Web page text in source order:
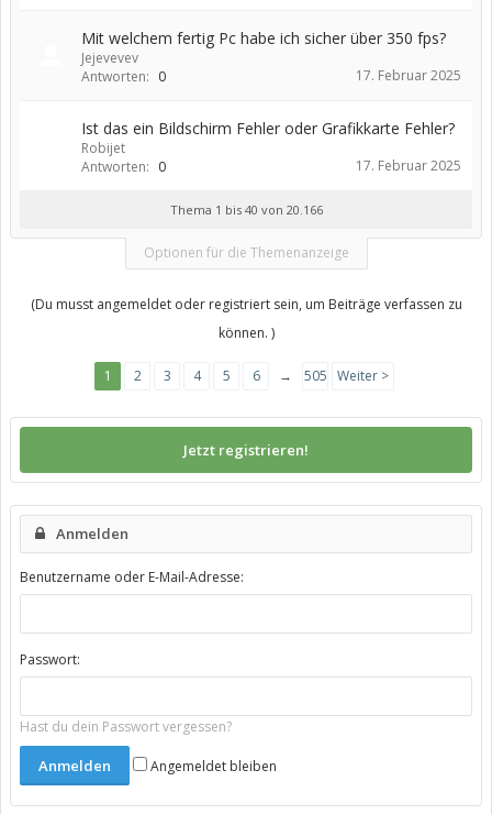
Mit welchem fertig Pc habe ich sicher über 350 fps?
Jejevevev
Antworten: 0 17. Februar 2025
Ist das ein Bildschirm Fehler oder Grafikkarte Fehler?
Robijet
Antworten: 0 17. Februar 2025
Thema 1 bis 40 von 20.166
Optionen für die Themenanzeige
(Du musst angemeldet oder registriert sein, um Beiträge verfassen zu
können. )
1 2 3 4 5 6 → 505 Weiter >
Jetzt registrieren!
Anmelden
Benutzername oder E-Mail-Adresse:
Passwort:
Hast du dein Passwort vergessen?
Angemeldet bleiben